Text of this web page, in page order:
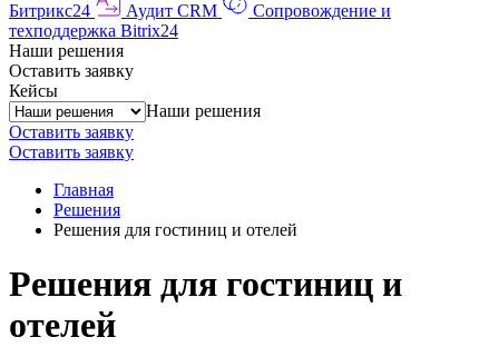
Битрикс24
Аудит CRM
Сопровождение и
техподдержка Bitrix24
Наши решения
Оставить заявку
Кейсы
Наши решения
Оставить заявку
Оставить заявку
Главная
Решения
Решения для гостиниц и отелей
Решения для гостиниц и
отелей